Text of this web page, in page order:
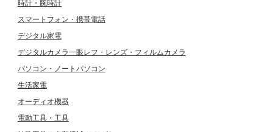
時計・腕時計
スマートフォン・携帯電話
デジタル家電
デジタルカメラ一眼レフ・レンズ・フィルムカメラ
パソコン・ノートパソコン
生活家電
オーディオ機器
電動工具・工具